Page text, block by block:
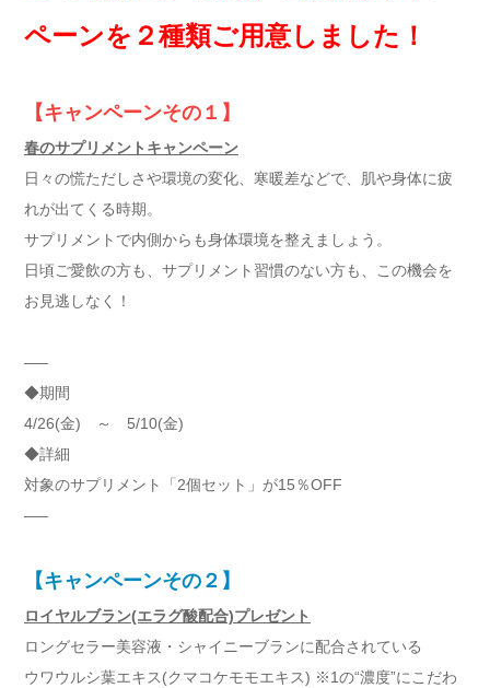
ペーンを２種類ご用意しました！
【キャンペーンその１】
春のサプリメントキャンペーン
日々の慌ただしさや環境の変化、寒暖差などで、肌や身体に疲
れが出てくる時期。
サプリメントで内側からも身体環境を整えましょう。
日頃ご愛飲の方も、サプリメント習慣のない方も、この機会を
お見逃しなく！
—–
◆期間
4/26(金) ～ 5/10(金)
◆詳細
対象のサプリメント「2個セット」が15％OFF
—–
【キャンペーンその２】
ロイヤルブラン(エラグ酸配合)プレゼント
ロングセラー美容液・シャイニーブランに配合されている
ウワウルシ葉エキス(クマコケモモエキス) ※1の“濃度”にこだわ